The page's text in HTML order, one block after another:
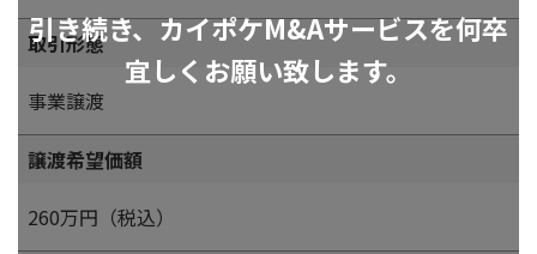
引き続き、カイポケM&Aサービスを何卒
宜しくお願い致します。
取引形態
事業譲渡
譲渡希望価額
260万円（税込）